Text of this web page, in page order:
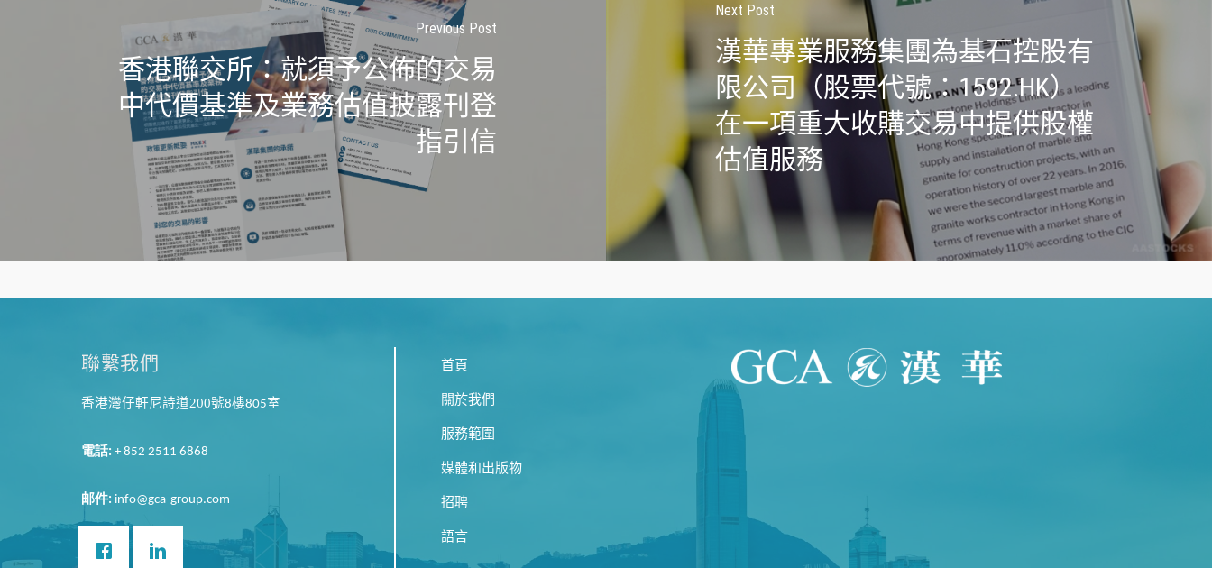
Previous Post
香港聯交所：就須予公佈的交易
中代價基準及業務估值披露刊登
指引信
Next Post
漢華專業服務集團為基石控股有
限公司（股票代號：1592.HK）
在一項重大收購交易中提供股權
估值服務
聯繫我們
香港灣仔軒尼詩道200號8樓805室
電話: + 852 2511 6868
邮件: info@gca-group.com
首頁
關於我們
服務範圍
媒體和出版物
招聘
語言